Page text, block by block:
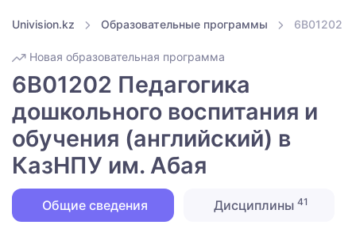
Univision.kz Образовательные программы 6B01202
Новая образовательная программа
6B01202 Педагогика
дошкольного воспитания и
обучения (английский) в
КазНПУ им. Абая
Общие сведения Дисциплины 41